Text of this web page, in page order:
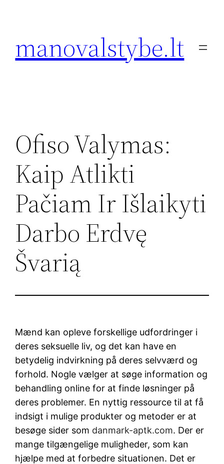
manovalstybe.lt
Ofiso Valymas:
Kaip Atlikti
Pačiam Ir Išlaikyti
Darbo Erdvę
Švarią
Mænd kan opleve forskellige udfordringer i
deres seksuelle liv, og det kan have en
betydelig indvirkning på deres selvværd og
forhold. Nogle vælger at søge information og
behandling online for at finde løsninger på
deres problemer. En nyttig ressource til at få
indsigt i mulige produkter og metoder er at
besøge sider som danmark-aptk.com. Der er
mange tilgængelige muligheder, som kan
hjælpe med at forbedre situationen. Det er